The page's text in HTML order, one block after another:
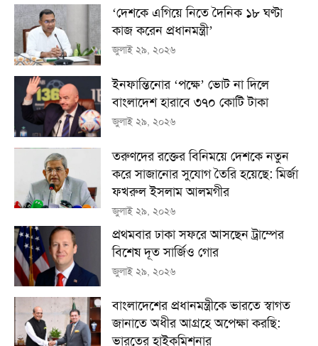
‘দেশকে এগিয়ে নিতে দৈনিক ১৮ ঘণ্টা
কাজ করেন প্রধানমন্ত্রী’
জুলাই ২৯, ২০২৬
ইনফান্তিনোর ‘পক্ষে’ ভোট না দিলে
বাংলাদেশ হারাবে ৩৭০ কোটি টাকা
জুলাই ২৯, ২০২৬
তরুণদের রক্তের বিনিময়ে দেশকে নতুন
করে সাজানোর সুযোগ তৈরি হয়েছে: মির্জা
ফখরুল ইসলাম আলমগীর
জুলাই ২৯, ২০২৬
প্রথমবার ঢাকা সফরে আসছেন ট্রাম্পের
বিশেষ দূত সার্জিও গোর
জুলাই ২৯, ২০২৬
বাংলাদেশের প্রধানমন্ত্রীকে ভারতে স্বাগত
জানাতে অধীর আগ্রহে অপেক্ষা কর‌ছি:
ভারতের হাইকমিশনার